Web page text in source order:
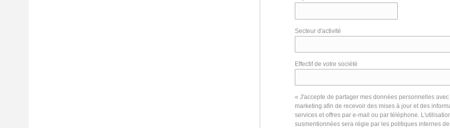
Secteur d'activité
Effectif de votre société
« J'accepte de partager mes données personnelles
marketing afin de recevoir des mises à jour et des
services et offres par e-mail ou par téléphone.
susmentionnées sera régie par les politiques internes